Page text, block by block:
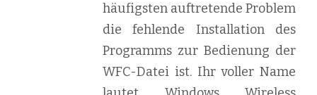
häufigsten auftretende Problem
die fehlende Installation des
Programms zur Bedienung der
WFC-Datei ist. Ihr voller Name